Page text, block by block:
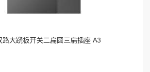
路大跷板开关二扁圆三扁插座 A3